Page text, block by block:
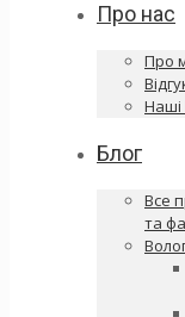
Про нас
Про
Наші
Блог
Все
та